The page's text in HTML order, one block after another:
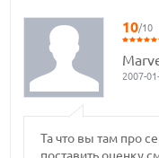
10/10
2007-
Та что вы там про